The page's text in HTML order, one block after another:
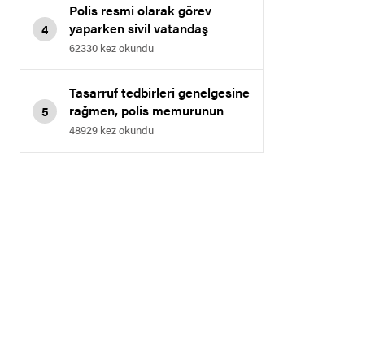
4
Polis resmi olarak görev
yaparken sivil vatandaş
polisten kimliğini göstermesini
62330 kez okundu
5
Tasarruf tedbirleri genelgesine
rağmen, polis memurunun
derece kademesi 3 ün 1 ine
48929 kez okundu